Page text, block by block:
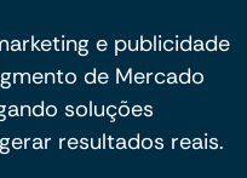
e publicidade
de Mercado
soluções
resultados reais.